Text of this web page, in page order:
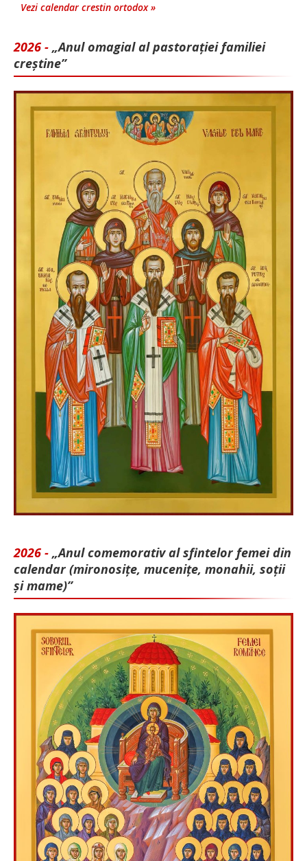
Vezi calendar crestin ortodox »
2026 - „Anul omagial al pastorației familiei
creștine”
2026 - „Anul comemorativ al sfintelor femei din
calendar (mironosițe, mu­cenițe, monahii, soții
și mame)”